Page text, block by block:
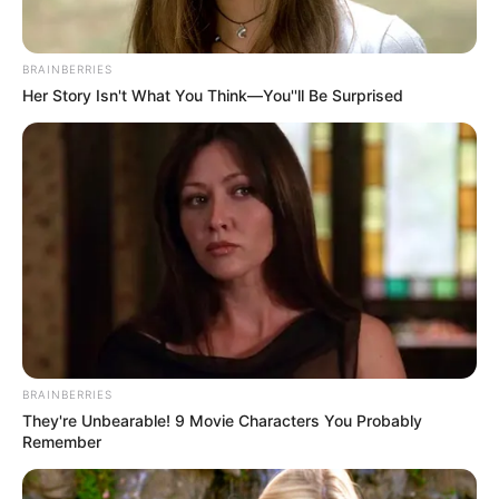
Le puede interesar: ¡Basta de intolerancia! 27
homicidios absurdos en Medellín en lo que va del año
BRAINBERRIES
Her Story Isn't What You Think—You''ll Be Surprised
BRAINBERRIES
They're Unbearable! 9 Movie Characters You Probably
Remember